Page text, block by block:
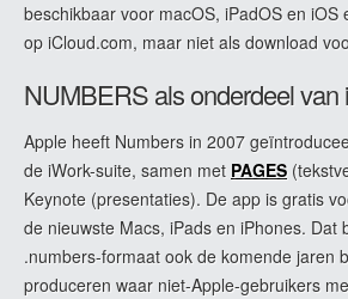
beschikbaar voor macOS, iPadOS en iOS
op iCloud.com, maar niet als download
NUMBERS als onderdeel van
Apple heeft Numbers in 2007
de iWork-suite, samen met PAGES
Keynote (presentaties). De app is gratis
de nieuwste Macs, iPads en iPhones. Dat
.numbers-formaat ook de komende jaren
produceren waar niet-Apple-gebruikers